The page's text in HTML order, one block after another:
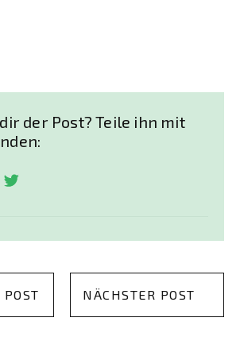
der Post? Teile ihn mit
NÄCHSTER POST